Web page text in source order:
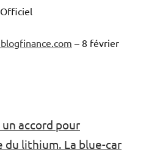
– 8 février
accord pour
du lithium. La blue-car